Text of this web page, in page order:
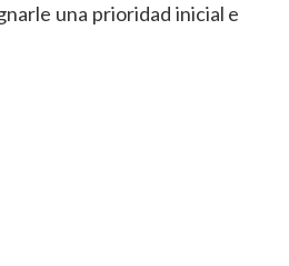
una prioridad inicial e